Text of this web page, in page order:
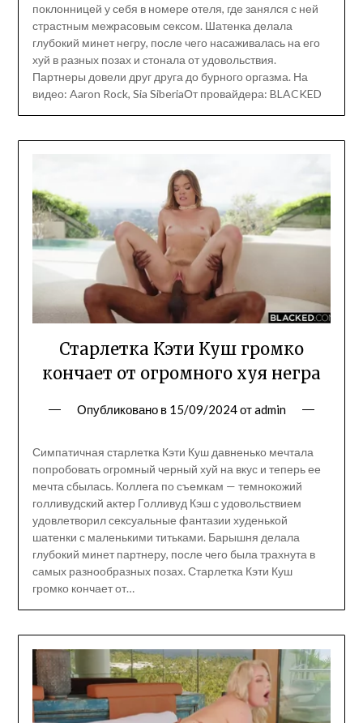
поклонницей у себя в номере отеля, где занялся с ней
страстным межрасовым сексом. Шатенка делала
глубокий минет негру, после чего насаживалась на его
хуй в разных позах и стонала от удовольствия.
Партнеры довели друг друга до бурного оргазма. На
видео: Aaron Rock, Sia SiberiaОт провайдера: BLACKED
Старлетка Кэти Куш громко
кончает от огромного хуя негра
Опубликовано в 15/09/2024отadmin
Симпатичная старлетка Кэти Куш давненько мечтала
попробовать огромный черный хуй на вкус и теперь ее
мечта сбылась. Коллега по съемкам — темнокожий
голливудский актер Голливуд Кэш с удовольствием
удовлетворил сексуальные фантазии худенькой
шатенки с маленькими титьками. Барышня делала
глубокий минет партнеру, после чего была трахнута в
самых разнообразных позах. Старлетка Кэти Куш
громко кончает от…